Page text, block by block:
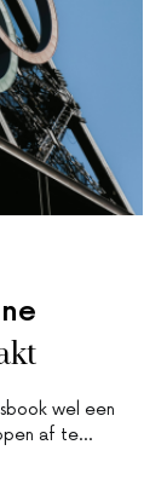
wel een
af te…